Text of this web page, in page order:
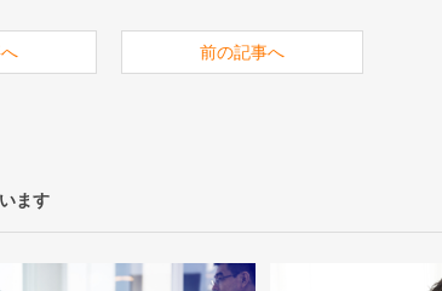
前の記事へ
ます